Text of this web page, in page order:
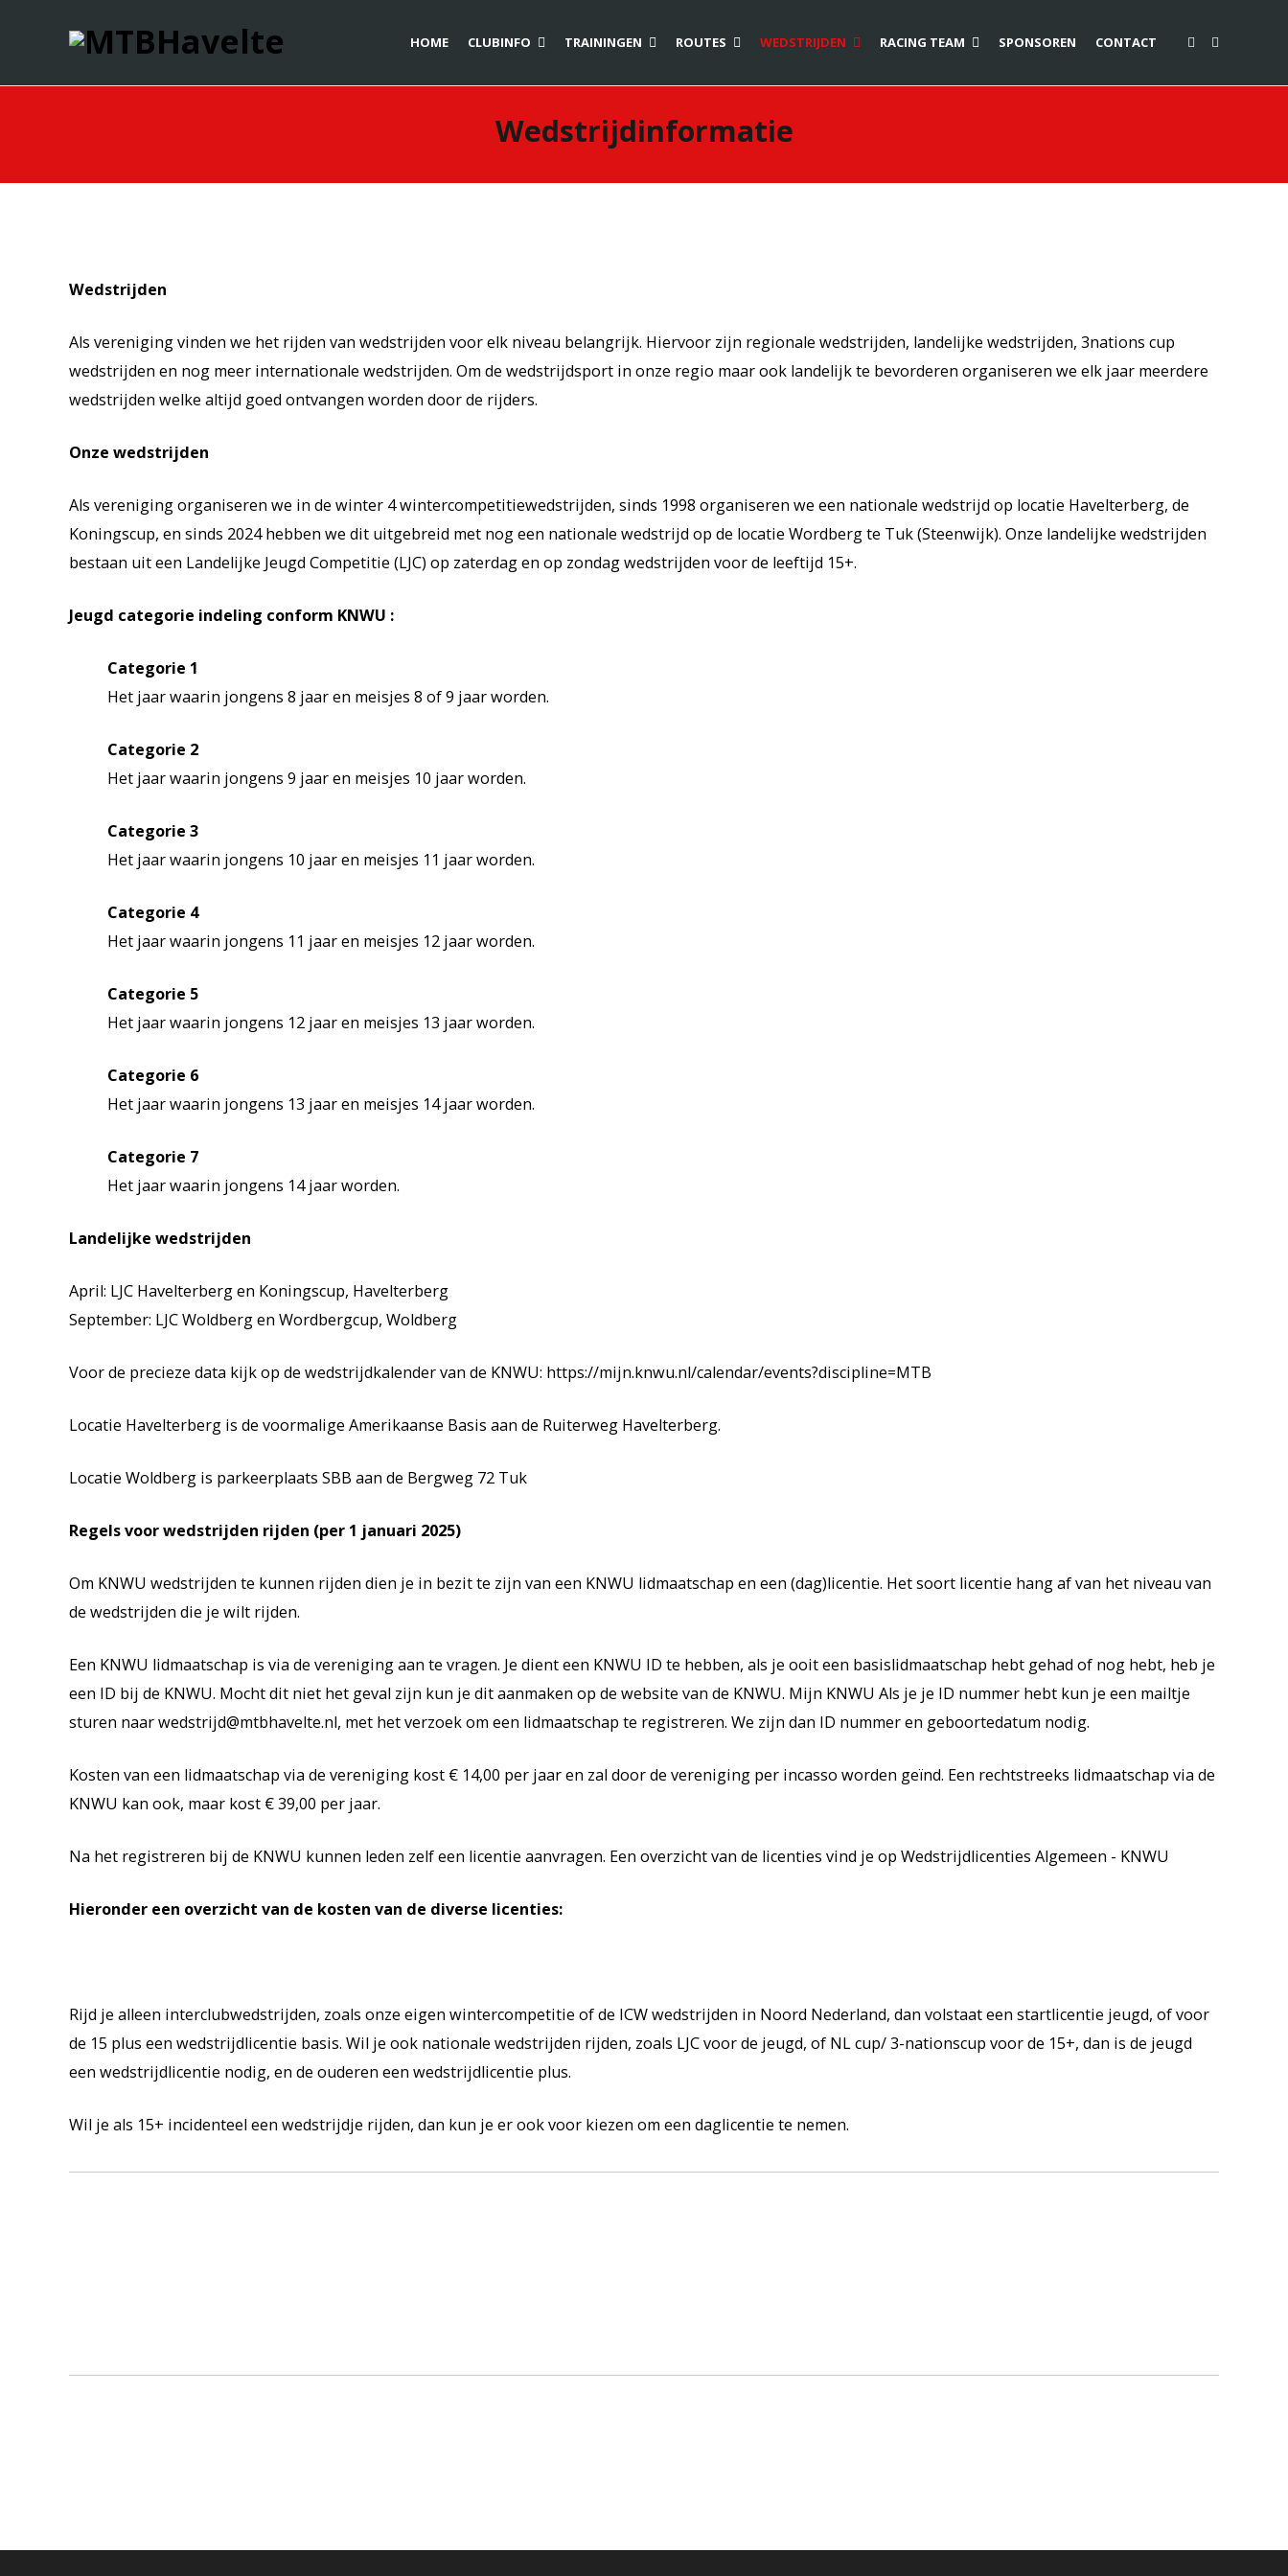
HOME CLUBINFO TRAININGEN ROUTES WEDSTRIJDEN RACING TEAM SPONSOREN CONTACT
Wedstrijdinformatie
Wedstrijden
Als vereniging vinden we het rijden van wedstrijden voor elk niveau belangrijk. Hiervoor zijn regionale wedstrijden, landelijke wedstrijden, 3nations cup
wedstrijden en nog meer internationale wedstrijden. Om de wedstrijdsport in onze regio maar ook landelijk te bevorderen organiseren we elk jaar meerdere
wedstrijden welke altijd goed ontvangen worden door de rijders.
Onze wedstrijden
Als vereniging organiseren we in de winter 4 wintercompetitiewedstrijden, sinds 1998 organiseren we een nationale wedstrijd op locatie Havelterberg, de
Koningscup, en sinds 2024 hebben we dit uitgebreid met nog een nationale wedstrijd op de locatie Wordberg te Tuk (Steenwijk). Onze landelijke wedstrijden
bestaan uit een Landelijke Jeugd Competitie (LJC) op zaterdag en op zondag wedstrijden voor de leeftijd 15+.
Jeugd categorie indeling conform KNWU :
Categorie 1
Het jaar waarin jongens 8 jaar en meisjes 8 of 9 jaar worden.
Categorie 2
Het jaar waarin jongens 9 jaar en meisjes 10 jaar worden.
Categorie 3
Het jaar waarin jongens 10 jaar en meisjes 11 jaar worden.
Categorie 4
Het jaar waarin jongens 11 jaar en meisjes 12 jaar worden.
Categorie 5
Het jaar waarin jongens 12 jaar en meisjes 13 jaar worden.
Categorie 6
Het jaar waarin jongens 13 jaar en meisjes 14 jaar worden.
Categorie 7
Het jaar waarin jongens 14 jaar worden.
Landelijke wedstrijden
April: LJC Havelterberg en Koningscup, Havelterberg
September: LJC Woldberg en Wordbergcup, Woldberg
Voor de precieze data kijk op de wedstrijdkalender van de KNWU: https://mijn.knwu.nl/calendar/events?discipline=MTB
Locatie Havelterberg is de voormalige Amerikaanse Basis aan de Ruiterweg Havelterberg.
Locatie Woldberg is parkeerplaats SBB aan de Bergweg 72 Tuk
Regels voor wedstrijden rijden (per 1 januari 2025)
Om KNWU wedstrijden te kunnen rijden dien je in bezit te zijn van een KNWU lidmaatschap en een (dag)licentie. Het soort licentie hang af van het niveau van
de wedstrijden die je wilt rijden.
Een KNWU lidmaatschap is via de vereniging aan te vragen. Je dient een KNWU ID te hebben, als je ooit een basislidmaatschap hebt gehad of nog hebt, heb je
een ID bij de KNWU. Mocht dit niet het geval zijn kun je dit aanmaken op de website van de KNWU. Mijn KNWU Als je je ID nummer hebt kun je een mailtje
sturen naar wedstrijd@mtbhavelte.nl, met het verzoek om een lidmaatschap te registreren. We zijn dan ID nummer en geboortedatum nodig.
Kosten van een lidmaatschap via de vereniging kost € 14,00 per jaar en zal door de vereniging per incasso worden geïnd. Een rechtstreeks lidmaatschap via de
KNWU kan ook, maar kost € 39,00 per jaar.
Na het registreren bij de KNWU kunnen leden zelf een licentie aanvragen. Een overzicht van de licenties vind je op Wedstrijdlicenties Algemeen - KNWU
Hieronder een overzicht van de kosten van de diverse licenties:
Rijd je alleen interclubwedstrijden, zoals onze eigen wintercompetitie of de ICW wedstrijden in Noord Nederland, dan volstaat een startlicentie jeugd, of voor
de 15 plus een wedstrijdlicentie basis. Wil je ook nationale wedstrijden rijden, zoals LJC voor de jeugd, of NL cup/ 3-nationscup voor de 15+, dan is de jeugd
een wedstrijdlicentie nodig, en de ouderen een wedstrijdlicentie plus.
Wil je als 15+ incidenteel een wedstrijdje rijden, dan kun je er ook voor kiezen om een daglicentie te nemen.